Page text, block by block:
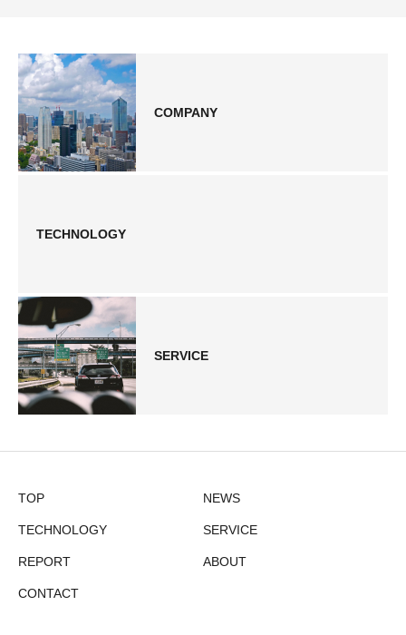
COMPANY
TECHNOLOGY
SERVICE
TOP NEWS
TECHNOLOGY SERVICE
REPORT ABOUT
CONTACT